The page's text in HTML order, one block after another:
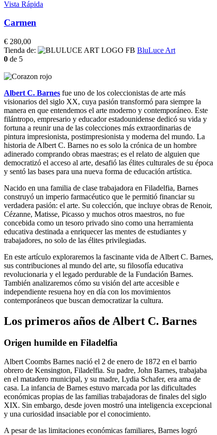
Vista Rápida
Carmen
€ 280,00
Tienda de:
BluLuce Art
0 de 5
Albert C. Barnes fue uno de los coleccionistas de arte más
visionarios del siglo XX, cuya pasión transformó para siempre la
manera en que entendemos el arte moderno y contemporáneo. Este
filántropo, empresario y educador estadounidense dedicó su vida y
fortuna a reunir una de las colecciones más extraordinarias de
pintura impresionista, postimpresionista y moderna del mundo. La
historia de Albert C. Barnes no es solo la crónica de un hombre
adinerado comprando obras maestras; es el relato de alguien que
democratizó el acceso al arte, desafió las élites culturales de su época
y sentó las bases para una nueva forma de educación artística.
Nacido en una familia de clase trabajadora en Filadelfia, Barnes
construyó un imperio farmacéutico que le permitió financiar su
verdadera pasión: el arte. Su colección, que incluye obras de Renoir,
Cézanne, Matisse, Picasso y muchos otros maestros, no fue
concebida como un tesoro privado sino como una herramienta
educativa destinada a enriquecer las mentes de estudiantes y
trabajadores, no solo de las élites privilegiadas.
En este artículo exploraremos la fascinante vida de Albert C. Barnes,
sus contribuciones al mundo del arte, su filosofía educativa
revolucionaria y el legado perdurable de la Fundación Barnes.
También analizaremos cómo su visión del arte accesible e
independiente resuena hoy en día con los movimientos
contemporáneos que buscan democratizar la cultura.
Los primeros años de Albert C. Barnes
Origen humilde en Filadelfia
Albert Coombs Barnes nació el 2 de enero de 1872 en el barrio
obrero de Kensington, Filadelfia. Su padre, John Barnes, trabajaba
en el matadero municipal, y su madre, Lydia Schafer, era ama de
casa. La infancia de Barnes estuvo marcada por las dificultades
económicas propias de las familias trabajadoras de finales del siglo
XIX. Sin embargo, desde joven mostró una inteligencia excepcional
y una curiosidad insaciable por el conocimiento.
A pesar de las limitaciones económicas familiares, Barnes logró